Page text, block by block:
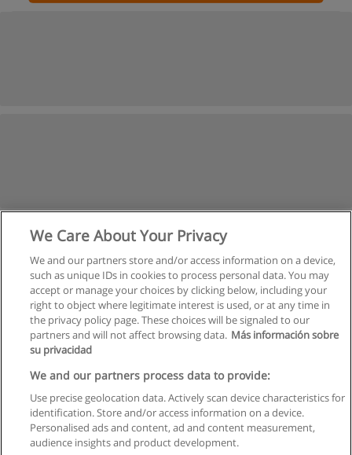
Règles d'utilisation
Confidentialité des données
Contacter Educaedu
We Care About Your Privacy
We and our partners store and/or access information on a device,
such as unique IDs in cookies to process personal data. You may
accept or manage your choices by clicking below, including your
right to object where legitimate interest is used, or at any time in
the privacy policy page. These choices will be signaled to our
partners and will not affect browsing data. Más información sobre
su privacidad
We and our partners process data to provide:
Use precise geolocation data. Actively scan device characteristics for
identification. Store and/or access information on a device.
Personalised ads and content, ad and content measurement,
audience insights and product development.